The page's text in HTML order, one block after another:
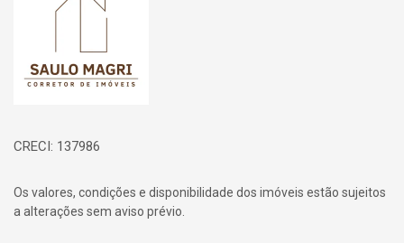
CRECI: 137986
Os valores, condições e disponibilidade dos imóveis estão sujeitos
a alterações sem aviso prévio.